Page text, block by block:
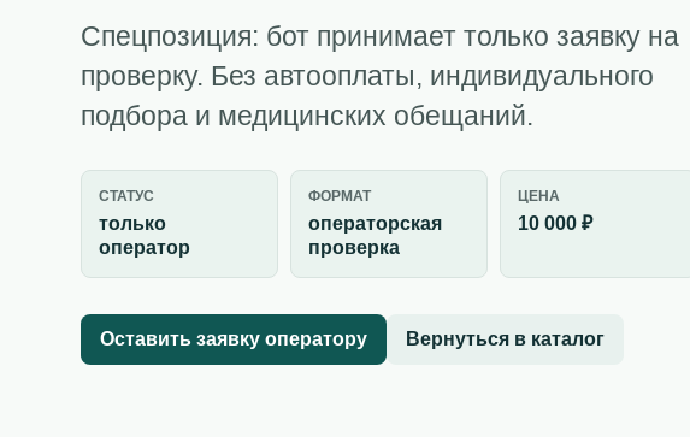
Спецпозиция: бот принимает только заявку на
проверку. Без автооплаты, индивидуального
подбора и медицинских обещаний.
СТАТУС
только
оператор
ФОРМАТ
операторская
проверка
ЦЕНА
10 000 ₽
Оставить заявку оператору Вернуться в каталог